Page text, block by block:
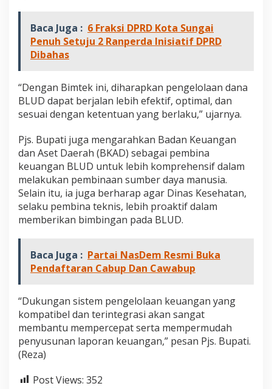
M
e
n
e
k
K
h
d
i
r
a
n
S
a
p
e
a
t
u
Baca Juga : 6 Fraksi DPRD Kota Sungai
Penuh Setuju 2 Ranperda Inisiatif DPRD
Dibahas
“Dengan Bimtek ini, diharapkan pengelolaan dana
BLUD dapat berjalan lebih efektif, optimal, dan
sesuai dengan ketentuan yang berlaku,” ujarnya.
Pjs. Bupati juga mengarahkan Badan Keuangan
dan Aset Daerah (BKAD) sebagai pembina
keuangan BLUD untuk lebih komprehensif dalam
melakukan pembinaan sumber daya manusia.
Selain itu, ia juga berharap agar Dinas Kesehatan,
selaku pembina teknis, lebih proaktif dalam
memberikan bimbingan pada BLUD.
Baca Juga : Partai NasDem Resmi Buka
Pendaftaran Cabup Dan Cawabup
“Dukungan sistem pengelolaan keuangan yang
kompatibel dan terintegrasi akan sangat
membantu mempercepat serta mempermudah
penyusunan laporan keuangan,” pesan Pjs. Bupati.
(Reza)
Post Views: 352